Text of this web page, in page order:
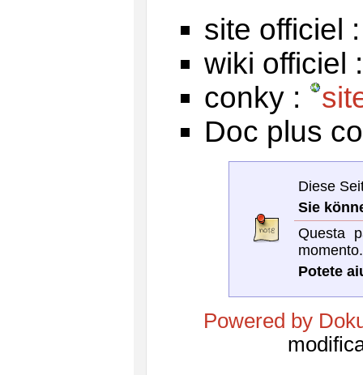
site officiel
wiki officiel
conky :
Doc plus
Diese
Sie
Questa
momento.
Potete
Powered by